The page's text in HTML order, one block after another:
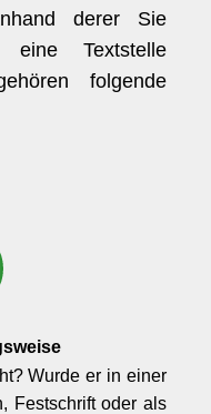
derer Sie
Textstelle
folgende
Wurde er in einer
Festschrift oder als